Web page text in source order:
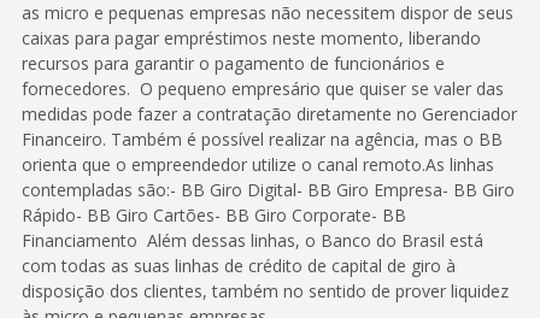
as micro e pequenas empresas não necessitem dispor de seus
caixas para pagar empréstimos neste momento, liberando
recursos para garantir o pagamento de funcionários e
fornecedores. O pequeno empresário que quiser se valer das
medidas pode fazer a contratação diretamente no Gerenciador
Financeiro. Também é possível realizar na agência, mas o BB
orienta que o empreendedor utilize o canal remoto.As linhas
contempladas são:- BB Giro Digital- BB Giro Empresa- BB Giro
Rápido- BB Giro Cartões- BB Giro Corporate- BB
Financiamento Além dessas linhas, o Banco do Brasil está
com todas as suas linhas de crédito de capital de giro à
disposição dos clientes, também no sentido de prover liquidez